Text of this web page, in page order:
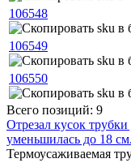
106548
106549
106550
Всего позиций: 9
Отрезал кусок
уменьшилась до 18
Термоусаживаемая